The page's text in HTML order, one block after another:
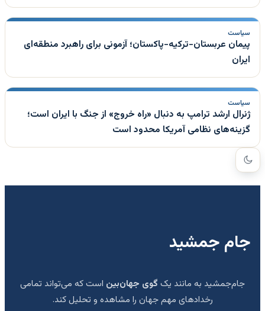
سیاست
پیمان عربستان-ترکیه-پاکستان؛ آزمونی برای راهبرد منطقه‌ای
ایران
سیاست
ژنرال ارشد ترامپ به دنبال «راه خروج» از جنگ با ایران است؛
گزینه‌های نظامی آمریکا محدود است
جام جمشید
جام‌جمشید به مانند یک گوی جهان‌بین است که می‌تواند تمامی
رخدادهای مهم جهان را مشاهده و تحلیل کند.